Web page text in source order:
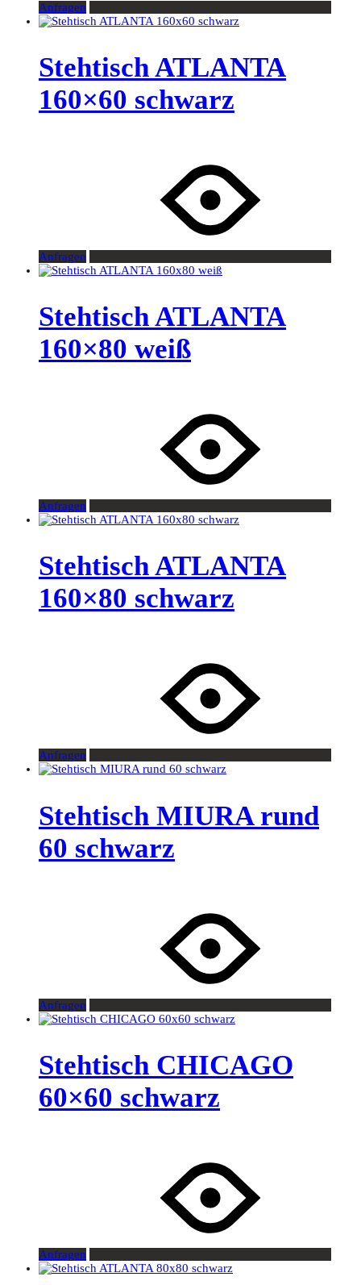
Anfragen
Stehtisch ATLANTA
160×60 schwarz
Anfragen
Stehtisch ATLANTA
160×80 weiß
Anfragen
Stehtisch ATLANTA
160×80 schwarz
Anfragen
Stehtisch MIURA rund
60 schwarz
Anfragen
Stehtisch CHICAGO
60×60 schwarz
Anfragen